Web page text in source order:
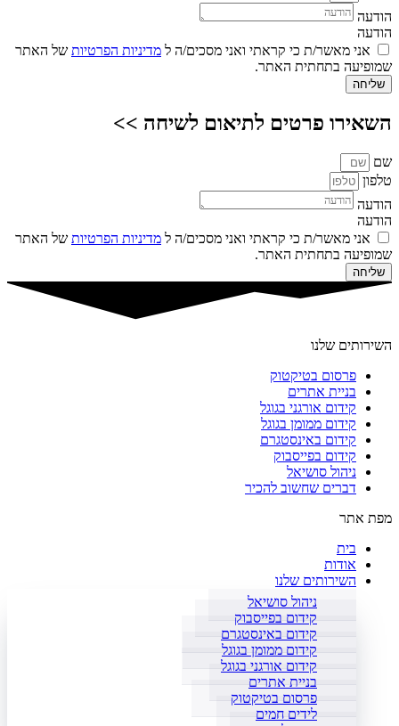
הודעה
הודעה
אני מאשר/ת כי קראתי ואני מסכים/ה ל מדיניות הפרטיות של האתר
שמופיעה בתחתית האתר.
שליחה
השאירו פרטים לתיאום לשיחה >>
שם
טלפון
הודעה
הודעה
אני מאשר/ת כי קראתי ואני מסכים/ה ל מדיניות הפרטיות של האתר
שמופיעה בתחתית האתר.
שליחה
השירותים שלנו
פרסום בטיקטוק
בניית אתרים
קידום אורגני בגוגל
קידום ממומן בגוגל
קידום באינסטגרם
קידום בפייסבוק
ניהול סושיאל
דברים שחשוב להכיר
מפת אתר
בית
אודות
השירותים שלנו
ניהול סושיאל
קידום בפייסבוק
קידום באינסטגרם
קידום ממומן בגוגל
קידום אורגני בגוגל
בניית אתרים
פרסום בטיקטוק
לידים חמים